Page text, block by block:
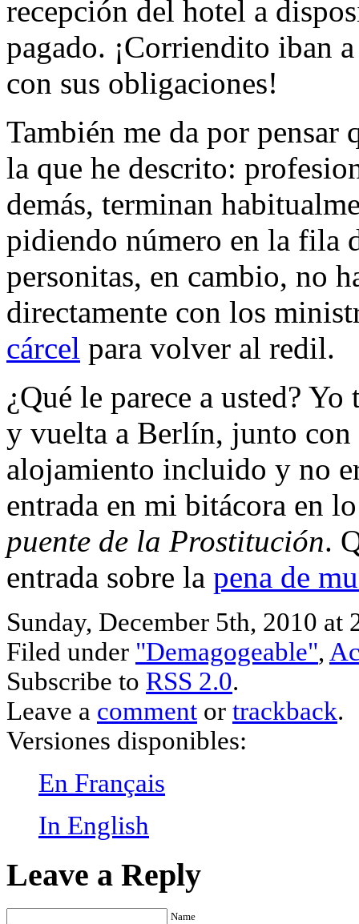
recepción del hotel a
pagado. ¡Corriendito iban
con sus obligaciones!
También me da por pensar
la que he descrito:
demás, terminan
pidiendo número en la fila
personitas, en cambio, no
directamente con los
cárcel para volver al redil.
¿Qué le parece a usted?
y vuelta a Berlín, junto con
alojamiento incluido y no
entrada en mi bitácora en
puente de la Prostitución.
entrada sobre la pena de
Sunday, December 5th, 2010 at
Filed under "Demagogeable",
Subscribe to RSS 2.0.
Leave a comment or trackback.
Versiones disponibles:
En Français
In English
Leave a Reply
Name